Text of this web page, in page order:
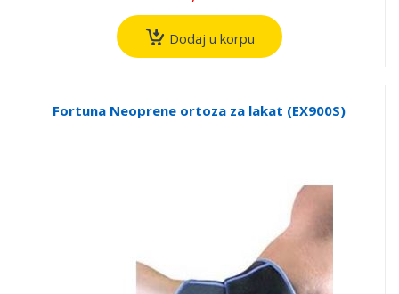
Dodaj u korpu
Fortuna Neoprene ortoza za lakat (EX900S)